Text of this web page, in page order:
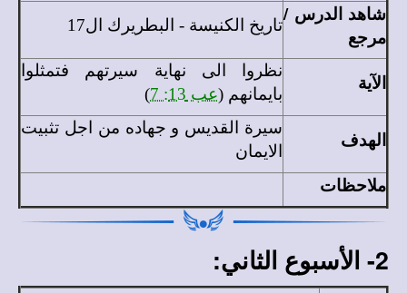
شاهد الدرس /
مرجع
تاريخ الكنيسة - البطريرك ال17
الآية نظروا
الى نهاية سيرتهم فتمثلوا
بايمانهم (عب 13: 7 )
الهدف
سيرة القديس و جهاده من اجل تثبيت
الايمان
ملاحظات
2- الأسبوع الثاني: